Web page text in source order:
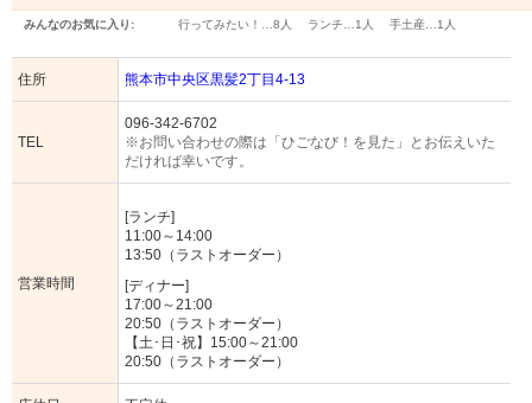
みんなのお気に入り: 行ってみたい！… 8人 ランチ… 1人 手土産… 1人
住所 熊本市中央区黒髪2丁目4-13
TEL
096-342-6702
※お問い合わせの際は「ひごなび！を見た」とお伝えいた
だければ幸いです。
営業時間
[ランチ]
11:00～14:00
13:50（ラストオーダー）
[ディナー]
17:00～21:00
20:50（ラストオーダー）
【土･日･祝】15:00～21:00
20:50（ラストオーダー）